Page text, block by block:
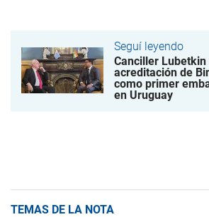
Seguí leyendo
Canciller Lubetkin
acreditación de
como primer
en Uruguay
TEMAS DE LA NOTA